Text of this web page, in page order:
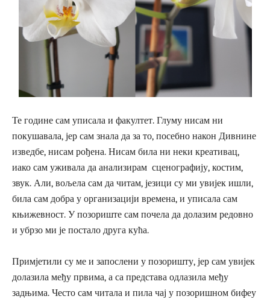
Те године сам уписала и факултет. Глуму нисам ни
покушавала, јер сам знала да за то, посебно након Дивнине
изведбе, нисам рођена. Нисам била ни неки креативац,
иако сам уживала да анализирам сценографију, костим,
звук. Али, вољела сам да читам, језици су ми увијек ишли,
била сам добра у организацији времена, и уписала сам
књижевност. У позориште сам почела да долазим редовно
и убрзо ми је постало друга кућа.
Примјетили су ме и запослени у позоришту, јер сам увијек
долазила међу првима, а са представа одлазила међу
задњима. Често сам читала и пила чај у позоришном бифеу